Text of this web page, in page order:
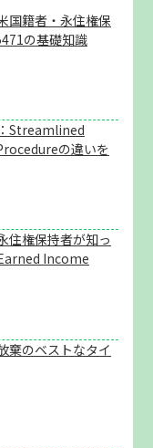
国籍者・永住権保
の基礎知識
Streamlined
の違いを
住権保持者が知っ
Income
棄のベストなタイ